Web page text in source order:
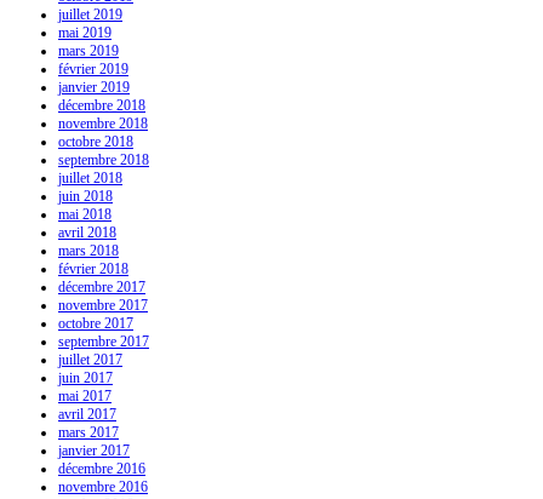
juillet 2019
mai 2019
mars 2019
février 2019
janvier 2019
décembre 2018
novembre 2018
octobre 2018
septembre 2018
juillet 2018
juin 2018
mai 2018
avril 2018
mars 2018
février 2018
décembre 2017
novembre 2017
octobre 2017
septembre 2017
juillet 2017
juin 2017
mai 2017
avril 2017
mars 2017
janvier 2017
décembre 2016
novembre 2016